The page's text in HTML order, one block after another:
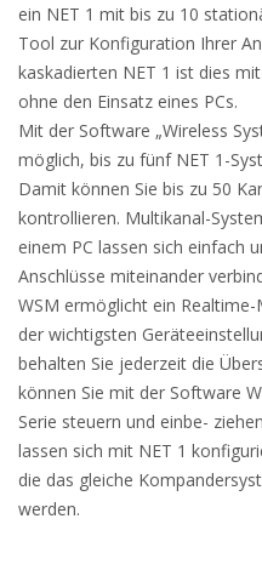
ein NET 1 mit bis zu 10
Tool zur Konfiguration Ihrer
kaskadierten NET 1 ist dies
ohne den Einsatz eines PCs.
Mit der Software „Wireless
möglich, bis zu fünf NET 1-
Damit können Sie bis zu 50
kontrollieren. Multikanal-
einem PC lassen sich einfach
Anschlüsse miteinander
WSM ermöglicht ein
der wichtigsten
behalten Sie jederzeit die
können Sie mit der Software
Serie steuern und einbe-
lassen sich mit NET 1
die das gleiche
werden.